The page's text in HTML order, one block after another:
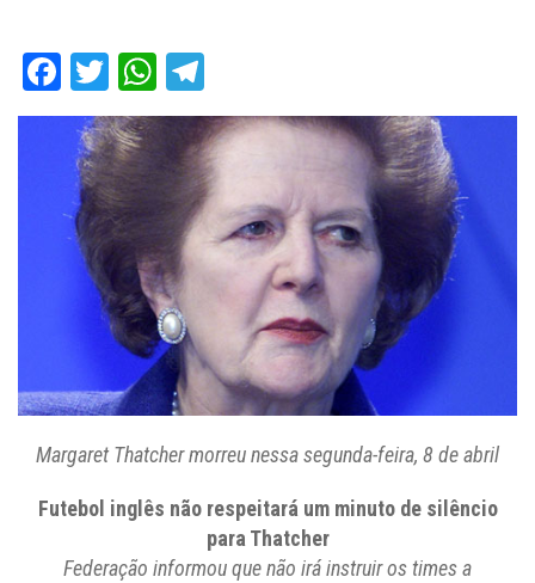
Facebook
TwitterWhatsApp
Margaret Thatcher morreu nessa segunda-feira, 8 de abril
Futebol inglês não respeitará um minuto de silêncio
para Thatcher
Federação informou que não irá instruir os times a